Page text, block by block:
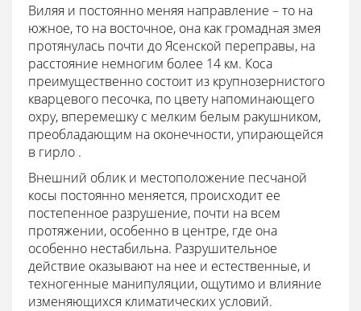
Виляя и постоянно меняя направление – то на
южное, то на восточное, она как громадная змея
протянулась почти до Ясенской переправы, на
расстояние немногим более 14 км. Коса
преимущественно состоит из крупнозернистого
кварцевого песочка, по цвету напоминающего
охру, вперемешку с мелким белым ракушником,
преобладающим на оконечности, упирающейся
в гирло .
Внешний облик и местоположение песчаной
косы постоянно меняется, происходит ее
постепенное разрушение, почти на всем
протяжении, особенно в центре, где она
особенно нестабильна. Разрушительное
действие оказывают на нее и естественные, и
техногенные манипуляции, ощутимо и влияние
изменяющихся климатических условий.